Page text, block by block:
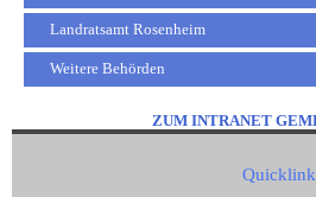
Landratsamt Rosenheim
Weitere Behörden
ZUM INTRANET